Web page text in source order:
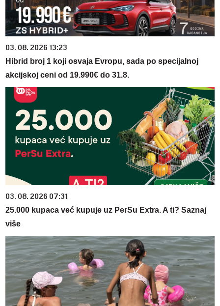
03. 08. 2026 13:23
Hibrid broj 1 koji osvaja Evropu, sada po specijalnoj
akcijskoj ceni od 19.990€ do 31.8.
03. 08. 2026 07:31
25.000 kupaca već kupuje uz PerSu Extra. A ti? Saznaj
više